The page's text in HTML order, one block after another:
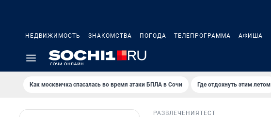
НЕДВИЖИМОСТЬ ЗНАКОМСТВА ПОГОДА ТЕЛЕПРОГРАММА АФИША
Как москвичка спасалась во время атаки БПЛА в Сочи Где отдохнуть этим летом
РАЗВЛЕЧЕНИЯ ТЕСТ